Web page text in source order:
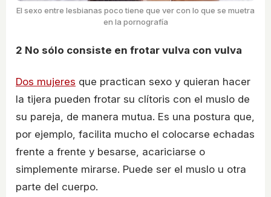
El sexo entre lesbianas poco tiene que ver con lo que se muetra
en la pornografía
2 No sólo consiste en frotar vulva con vulva
Dos mujeres que practican sexo y quieran hacer
la tijera pueden frotar su clítoris con el muslo de
su pareja, de manera mutua. Es una postura que,
por ejemplo, facilita mucho el colocarse echadas
frente a frente y besarse, acariciarse o
simplemente mirarse. Puede ser el muslo u otra
parte del cuerpo.